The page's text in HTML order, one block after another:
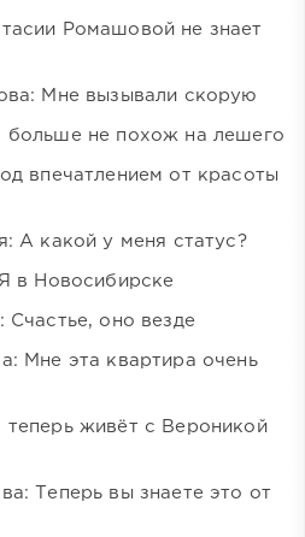
Ромашовой не знает
Мне вызывали скорую
больше не похож на лешего
впечатлением от красоты
А какой у меня статус?
в Новосибирске
Счастье, оно везде
Мне эта квартира очень
живёт с Вероникой
Теперь вы знаете это от